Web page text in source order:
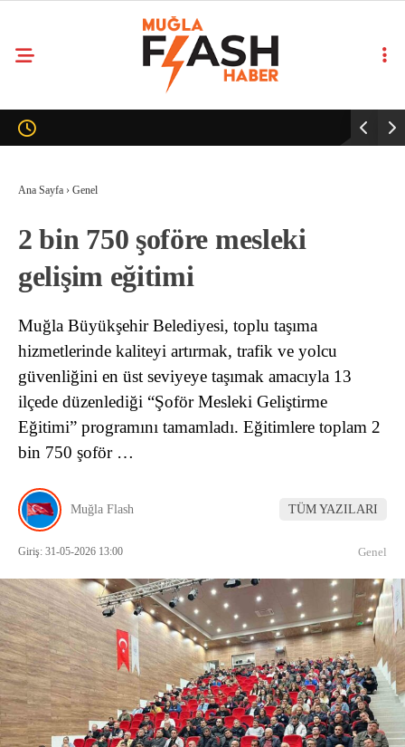
Ana Sayfa › Genel
2 bin 750 şoföre mesleki
gelişim eğitimi
Muğla Büyükşehir Belediyesi, toplu taşıma
hizmetlerinde kaliteyi artırmak, trafik ve yolcu
güvenliğini en üst seviyeye taşımak amacıyla 13
ilçede düzenlediği “Şoför Mesleki Geliştirme
Eğitimi” programını tamamladı. Eğitimlere toplam 2
bin 750 şoför …
Muğla Flash TÜM YAZILARI
Giriş: 31-05-2026 13:00 Genel